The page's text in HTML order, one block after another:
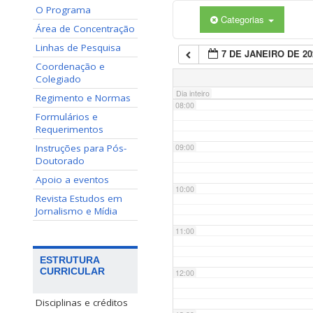
O Programa
Área de Concentração
Linhas de Pesquisa
Coordenação e
Colegiado
Regimento e Normas
Formulários e
Requerimentos
Instruções para Pós-
Doutorado
Apoio a eventos
Revista Estudos em
Jornalismo e Mídia
ESTRUTURA
CURRICULAR
Disciplinas e créditos
Categorias
7 DE JANEIRO DE
Dia inteiro
07:00
08:00
09:00
10:00
11:00
12:00